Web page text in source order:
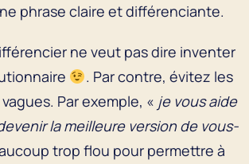
phrase claire et différenciante.
ne veut pas dire inventer
. Par contre, évitez les
Par exemple, « je vous aide
la meilleure version de vous-
trop flou pour permettre à